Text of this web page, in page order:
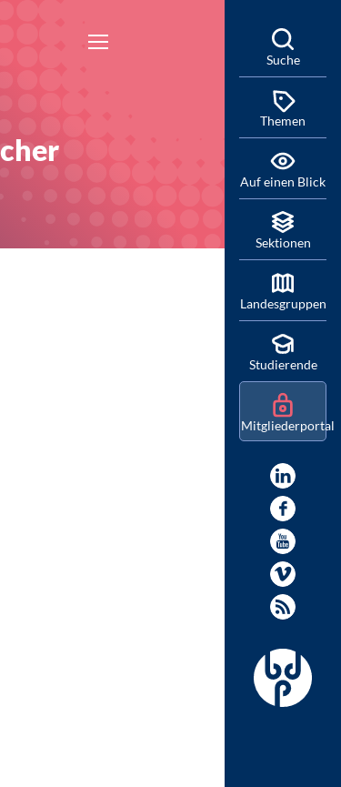
Suche
Themen
Auf einen Blick
Sektionen
Landesgruppen
Studierende
Mitgliederportal